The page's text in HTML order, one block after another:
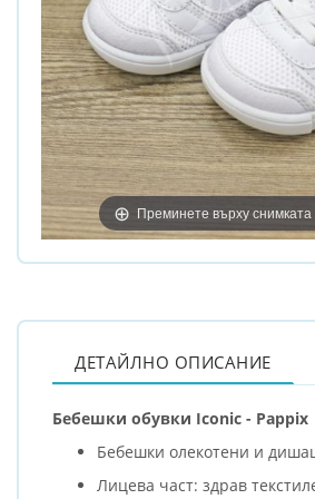
Преминете върху
ДЕТАЙЛНО ОПИСАНИЕ
Бебешки обувки Iconic - Pappix
Бебешки олекотени и
Лицева част: здрав